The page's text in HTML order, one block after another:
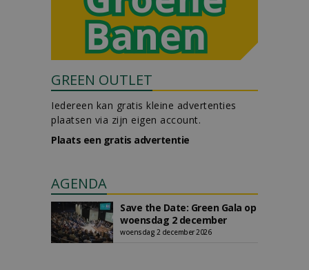
GREEN OUTLET
Iedereen kan gratis kleine advertenties
plaatsen via zijn eigen account.
Plaats een gratis advertentie
AGENDA
Save the Date: Green Gala op
woensdag 2 december
woensdag 2 december 2026